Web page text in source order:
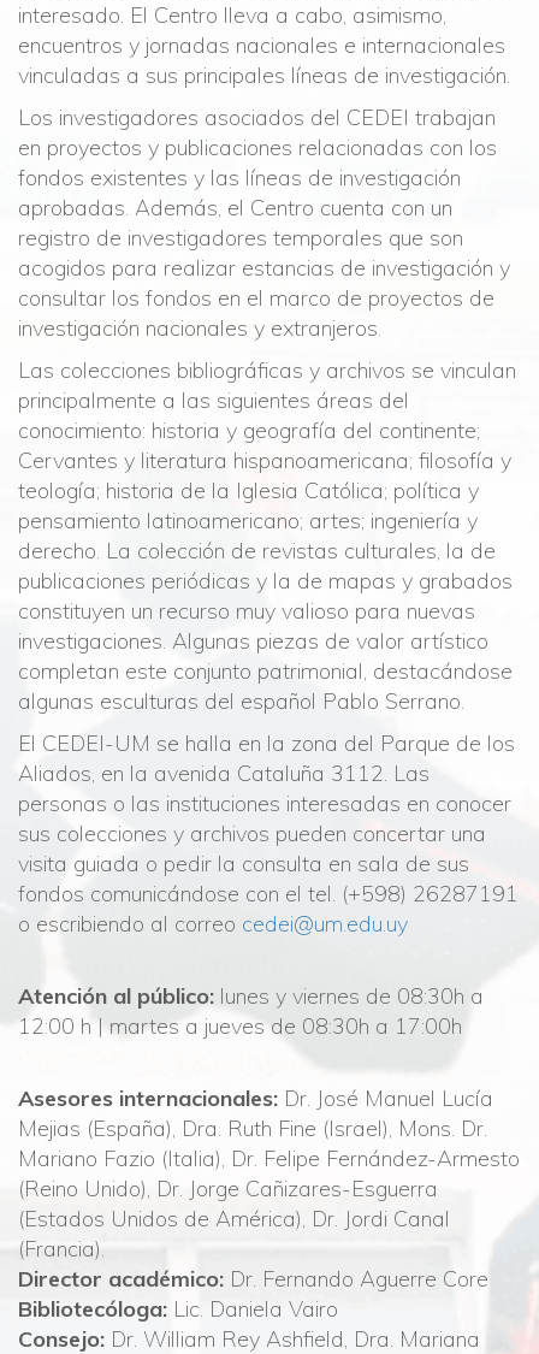
interesado. El Centro lleva a cabo, asimismo,
encuentros y jornadas nacionales e internacionales
vinculadas a sus principales líneas de investigación.
Los investigadores asociados del CEDEI trabajan
en proyectos y publicaciones relacionadas con los
fondos existentes y las líneas de investigación
aprobadas. Además, el Centro cuenta con un
registro de investigadores temporales que son
acogidos para realizar estancias de investigación y
consultar los fondos en el marco de proyectos de
investigación nacionales y extranjeros.
Las colecciones bibliográficas y archivos se vinculan
principalmente a las siguientes áreas del
conocimiento: historia y geografía del continente;
Cervantes y literatura hispanoamericana; filosofía y
teología; historia de la Iglesia Católica; política y
pensamiento latinoamericano; artes; ingeniería y
derecho. La colección de revistas culturales, la de
publicaciones periódicas y la de mapas y grabados
constituyen un recurso muy valioso para nuevas
investigaciones. Algunas piezas de valor artístico
completan este conjunto patrimonial, destacándose
algunas esculturas del español Pablo Serrano.
El CEDEI-UM se halla en la zona del Parque de los
Aliados, en la avenida Cataluña 3112. Las
personas o las instituciones interesadas en conocer
sus colecciones y archivos pueden concertar una
visita guiada o pedir la consulta en sala de sus
fondos comunicándose con el tel. (+598) 26287191
o escribiendo al correo cedei@um.edu.uy
Atención al público: lunes y viernes de 08:30h a
12:00 h | martes a jueves de 08:30h a 17:00h
Asesores internacionales: Dr. José Manuel Lucía
Mejias (España), Dra. Ruth Fine (Israel), Mons. Dr.
Mariano Fazio (Italia), Dr. Felipe Fernández-Armesto
(Reino Unido), Dr. Jorge Cañizares-Esguerra
(Estados Unidos de América), Dr. Jordi Canal
(Francia).
Director académico: Dr. Fernando Aguerre Core
Bibliotecóloga: Lic. Daniela Vairo
Consejo: Dr. William Rey Ashfield, Dra. Mariana